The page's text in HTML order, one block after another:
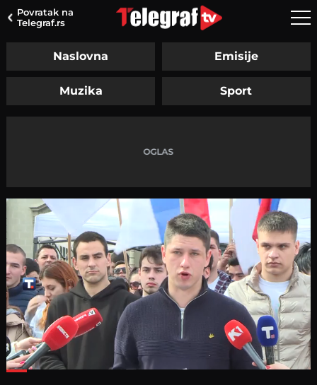
Povratak na
Telegraf.rs
Naslovna Emisije
Muzika Sport